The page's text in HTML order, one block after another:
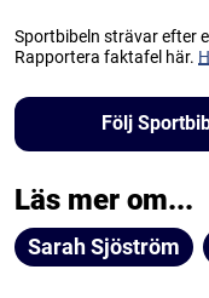
Sportbibeln strävar efter
Rapportera faktafel här.
Följ
Läs mer om...
Sarah Sjöström